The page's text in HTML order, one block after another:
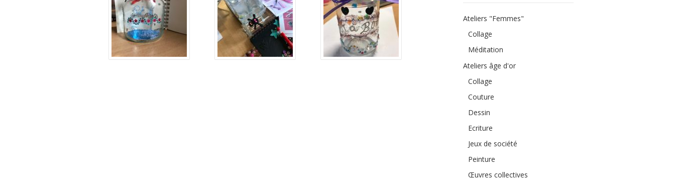
Ateliers "Femmes"
Collage
Méditation
Ateliers âge d'or
Collage
Couture
Dessin
Ecriture
Jeux de société
Peinture
Œuvres collectives